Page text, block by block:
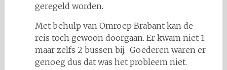
geregeld worden.
Met behulp van Omroep Brabant kan de
reis toch gewoon doorgaan. Er kwam niet 1
maar zelfs 2 bussen bij. Goederen waren er
genoeg dus dat was het probleem niet.